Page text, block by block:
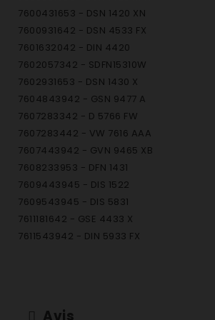
7600431653 - DSN 1420 XN
7600931642 - DSN 4533 FX
7601632042 - DIN 4420
7602057342 - SDFN15310W
7602931653 - DSN 1430 X
7604843942 - GSN 9477 A
7607283342 - D 5766 FW
7607283442 - VW 7616 AAA
7607443942 - GVN 9465 XB
7608233953 - DFN 1431
7609443945 - DIS 1522
7609543945 - DIS 5831
7611181642 - GSE 4433 X
7611543942 - DIN 5933 FX
Avis